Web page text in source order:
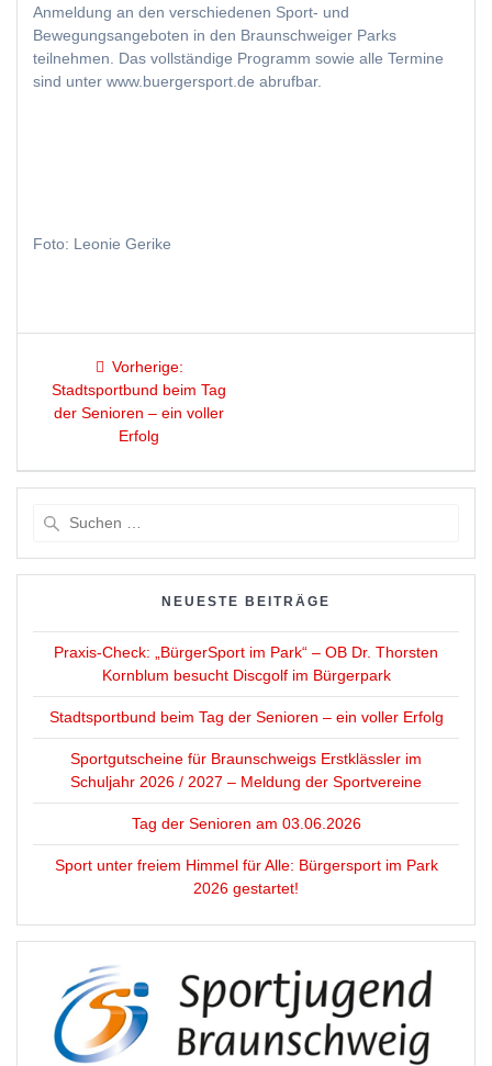
Anmeldung an den verschiedenen Sport- und
Bewegungsangeboten in den Braunschweiger Parks
teilnehmen. Das vollständige Programm sowie alle Termine
sind unter www.buergersport.de abrufbar.
Foto: Leonie Gerike
Beitragsnavigation
Vorherige:Vorheriger
Beitrag:
Stadtsportbund beim Tag
der Senioren – ein voller
Erfolg
NEUESTE BEITRÄGE
Praxis-Check: „BürgerSport im Park“ – OB Dr. Thorsten
Kornblum besucht Discgolf im Bürgerpark
Stadtsportbund beim Tag der Senioren – ein voller Erfolg
Sportgutscheine für Braunschweigs Erstklässler im
Schuljahr 2026 / 2027 – Meldung der Sportvereine
Tag der Senioren am 03.06.2026
Sport unter freiem Himmel für Alle: Bürgersport im Park
2026 gestartet!